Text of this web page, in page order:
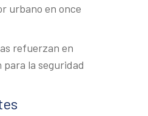
urbano en once
refuerzan en
para la seguridad